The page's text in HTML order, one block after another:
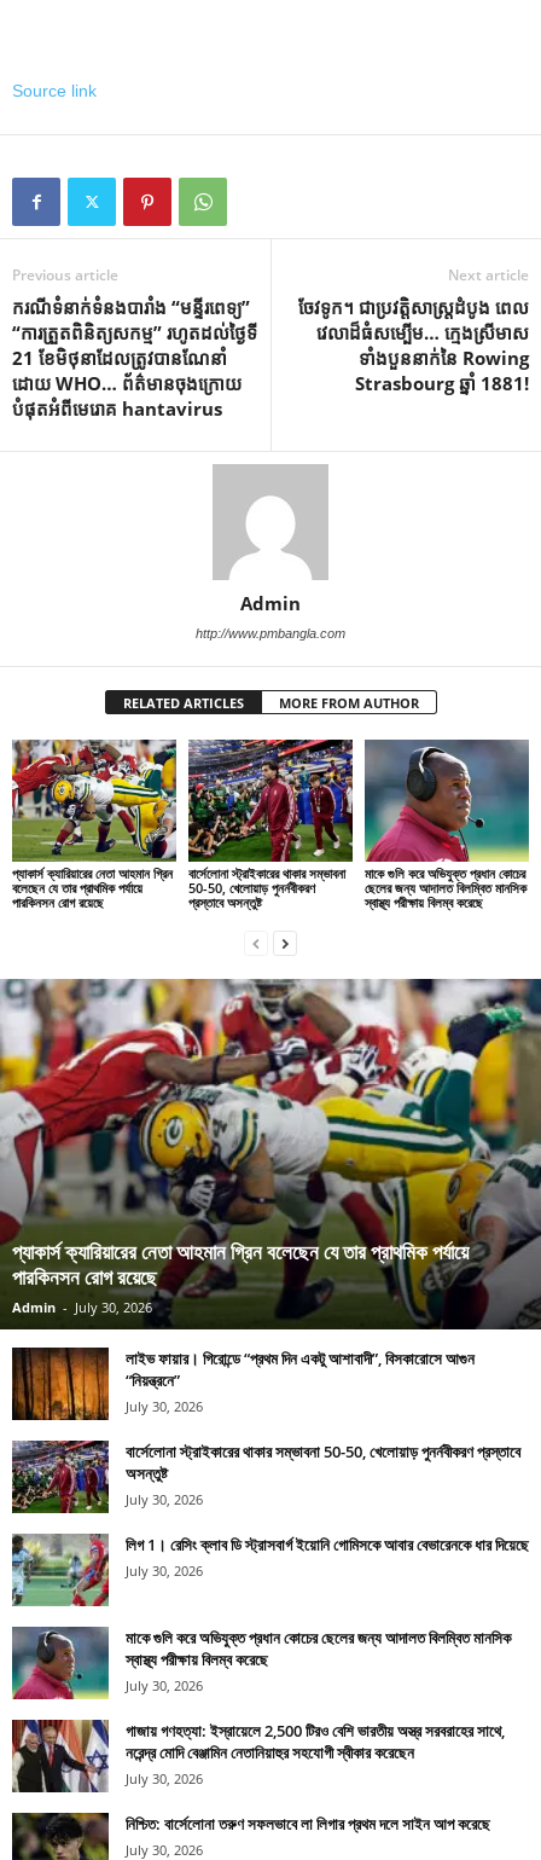
Source link
Previous article
ករណីទំនាក់ទំនងបារាំង “មន្ទីរពេទ្យ”
“ការត្រួតពិនិត្យសកម្ម” រហូតដល់ថ្ងៃទី
21 ខែមិថុនាដែលត្រូវបានណែនាំ
ដោយ WHO… ព័ត៌មានចុងក្រោយ
បំផុតអំពីមេរោគ hantavirus
Next article
ចែវទូក។ ជាប្រវត្តិសាស្ត្រដំបូង ពេល
វេលាដ៏ធំសម្បើម… ក្មេងស្រីមាស
ទាំងបួននាក់នៃ Rowing
Strasbourg ឆ្នាំ 1881!
Admin
http://www.pmbangla.com
RELATED ARTICLES MORE FROM AUTHOR
প্যাকার্স ক্যারিয়ারের নেতা আহমান গ্রিন
বলেছেন যে তার প্রাথমিক পর্যায়ে
পারকিনসন রোগ রয়েছে
বার্সেলোনা স্ট্রাইকারের থাকার সম্ভাবনা
50-50, খেলোয়াড় পুনর্নবীকরণ
প্রস্তাবে অসন্তুষ্ট
মাকে গুলি করে অভিযুক্ত প্রধান কোচের
ছেলের জন্য আদালত বিলম্বিত মানসিক
স্বাস্থ্য পরীক্ষায় বিলম্ব করেছে
প্যাকার্স ক্যারিয়ারের নেতা আহমান গ্রিন বলেছেন যে তার প্রাথমিক পর্যায়ে
পারকিনসন রোগ রয়েছে
Admin - July 30, 2026
লাইভ ফায়ার। গিরোন্ডে “প্রথম দিন একটু আশাবাদী”, বিসকারোসে আগুন
“নিয়ন্ত্রনে”
July 30, 2026
বার্সেলোনা স্ট্রাইকারের থাকার সম্ভাবনা 50-50, খেলোয়াড় পুনর্নবীকরণ প্রস্তাবে
অসন্তুষ্ট
July 30, 2026
লিগ 1। রেসিং ক্লাব ডি স্ট্রাসবার্গ ইয়োনি গোমিসকে আবার বেভারেনকে ধার দিয়েছে
July 30, 2026
মাকে গুলি করে অভিযুক্ত প্রধান কোচের ছেলের জন্য আদালত বিলম্বিত মানসিক
স্বাস্থ্য পরীক্ষায় বিলম্ব করেছে
July 30, 2026
গাজায় গণহত্যা: ইস্রায়েলে 2,500 টিরও বেশি ভারতীয় অস্ত্র সরবরাহের সাথে,
নরেন্দ্র মোদি বেঞ্জামিন নেতানিয়াহুর সহযোগী স্বীকার করেছেন
July 30, 2026
নিশ্চিত: বার্সেলোনা তরুণ সফলভাবে লা লিগার প্রথম দলে সাইন আপ করেছে
July 30, 2026